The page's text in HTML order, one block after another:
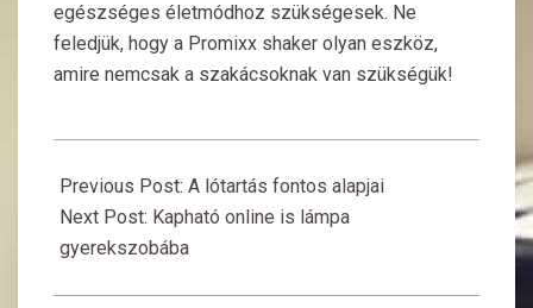
egészséges életmódhoz szükségesek. Ne
feledjük, hogy a Promixx shaker olyan eszköz,
amire nemcsak a szakácsoknak van szükségük!
01-
09
Previous Post: A lótartás fontos alapjai
Next Post: Kapható online is lámpa
gyerekszobába